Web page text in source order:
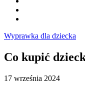
Wyprawka dla dziecka
Co kupić
17 września 2024